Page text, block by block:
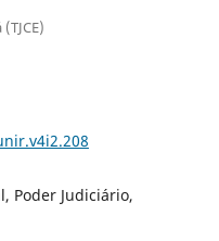
Poder Judiciário,